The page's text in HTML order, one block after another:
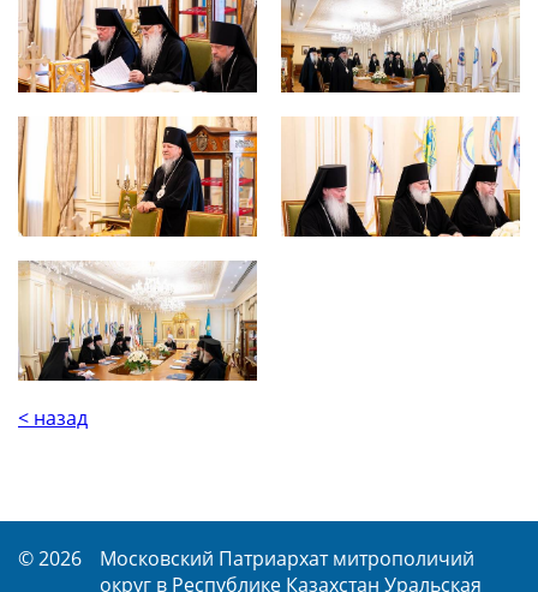
< назад
© 2026
Московский Патриархат митрополичий
округ в Республике Казахстан Уральская